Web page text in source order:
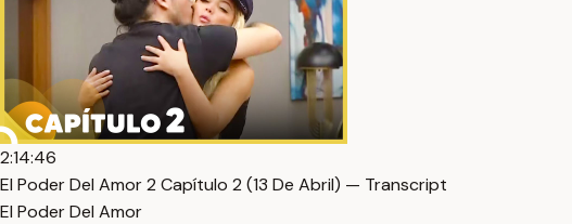
2:14:46
El Poder Del Amor 2 Capítulo 2 (13 De Abril) — Transcript
El Poder Del Amor